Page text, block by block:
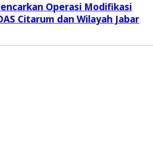
Operasi Modifikasi
Citarum dan Wilayah Jabar